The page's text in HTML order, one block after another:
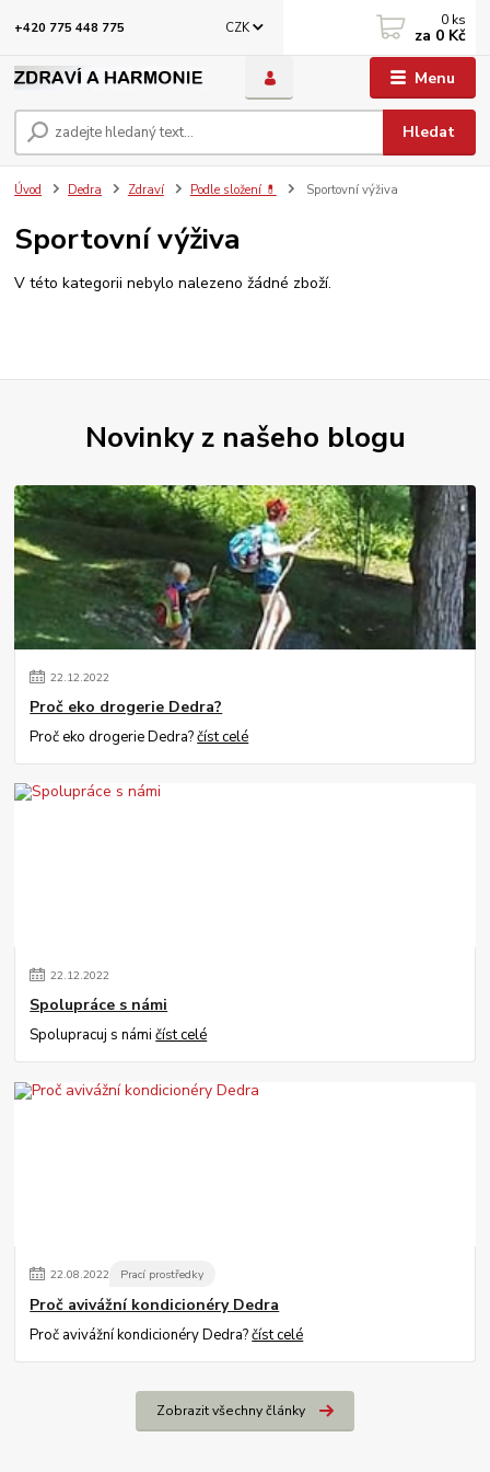
Menu
CZK
Hledat
+420 775 448 775 0 ks
za 0 Kč
Úvod Dedra Zdraví Podle složení 💊 Sportovní výživa
Sportovní výživa
V této kategorii nebylo nalezeno žádné zboží.
Novinky z našeho blogu
22.12.2022
Proč eko drogerie Dedra?
Proč eko drogerie Dedra?číst celé
22.12.2022
Spolupráce s námi
Spolupracuj s námičíst celé
22.08.2022 Prací prostředky
Proč avivážní kondicionéry Dedra
Proč avivážní kondicionéry Dedra?číst celé
Zobrazit všechny články